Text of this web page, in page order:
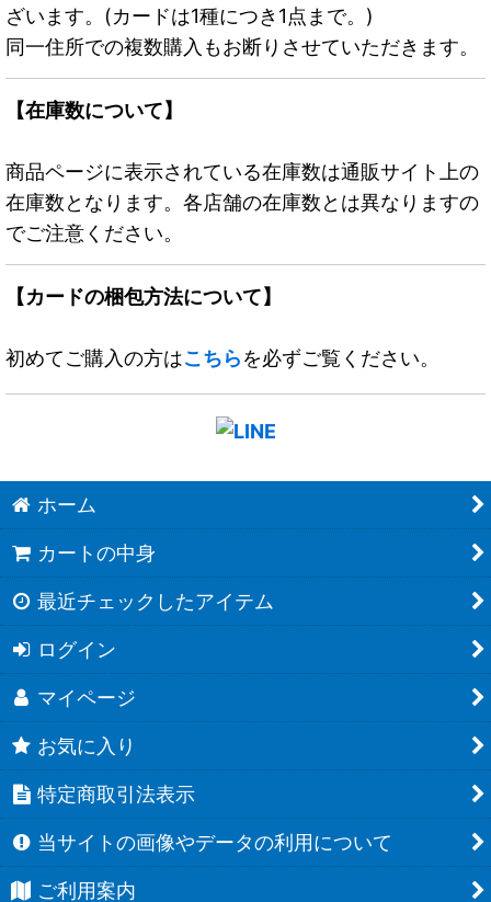
ざいます。(カードは1種につき1点まで。)
同一住所での複数購入もお断りさせていただきます。
【在庫数について】
商品ページに表示されている在庫数は通販サイト上の
在庫数となります。各店舗の在庫数とは異なりますの
でご注意ください。
【カードの梱包方法について】
初めてご購入の方はこちらを必ずご覧ください。
ホーム
カートの中身
最近チェックしたアイテム
ログイン
マイページ
お気に入り
特定商取引法表示
当サイトの画像やデータの利用について
ご利用案内